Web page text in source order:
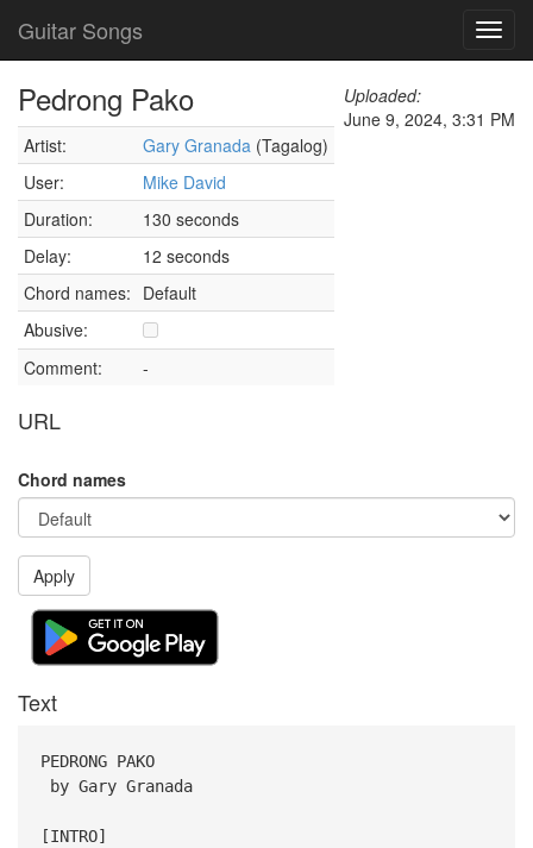
Guitar Songs
Pedrong Pako
Artist: Gary Granada (Tagalog)
User:
Mike David
Duration:
130 seconds
Delay:
12 seconds
Chord names: Default
Abusive:
Comment:
-
URL
Uploaded:
June 9, 2024, 3:31 PM
Chord names
Apply
Text
PEDRONG PAKO
by Gary Granada
[INTRO]